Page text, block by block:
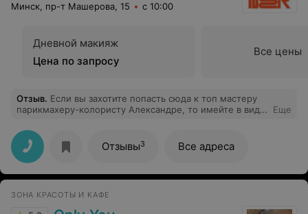
Минск, пр-т Машерова, 15 с 10:00
Дневной макияж
Цена по запросу
Все цены
Отзыв. Если вы захотите попасть сюда к топ мастеру
парикмахеру-колористу Александре, то имейте в виду,
только с длинными волосами (!). Я приехав в салон к
10.00 в субботу, была не принята мастером, после
некоторого ожидания без чая заметьте, по причине не
длинных волос. Мастер пыталась узнать кто именно
меня записал и предлагали найти «окошко». Без
забирать свою шубу фактически от дверей этого
заведения. Утро, день, деньги и нервы были потеряны
Еще
Отзывы3 Все адреса
ЗОНА КРАСОТЫ И КАФЕ